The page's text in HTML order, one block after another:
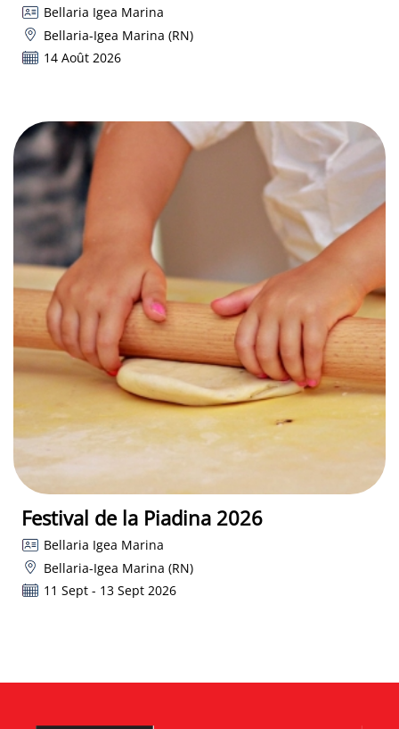
Bellaria Igea Marina
Bellaria-Igea Marina (RN)
14 Août 2026
Festival de la Piadina 2026
Bellaria Igea Marina
Bellaria-Igea Marina (RN)
11 Sept - 13 Sept 2026